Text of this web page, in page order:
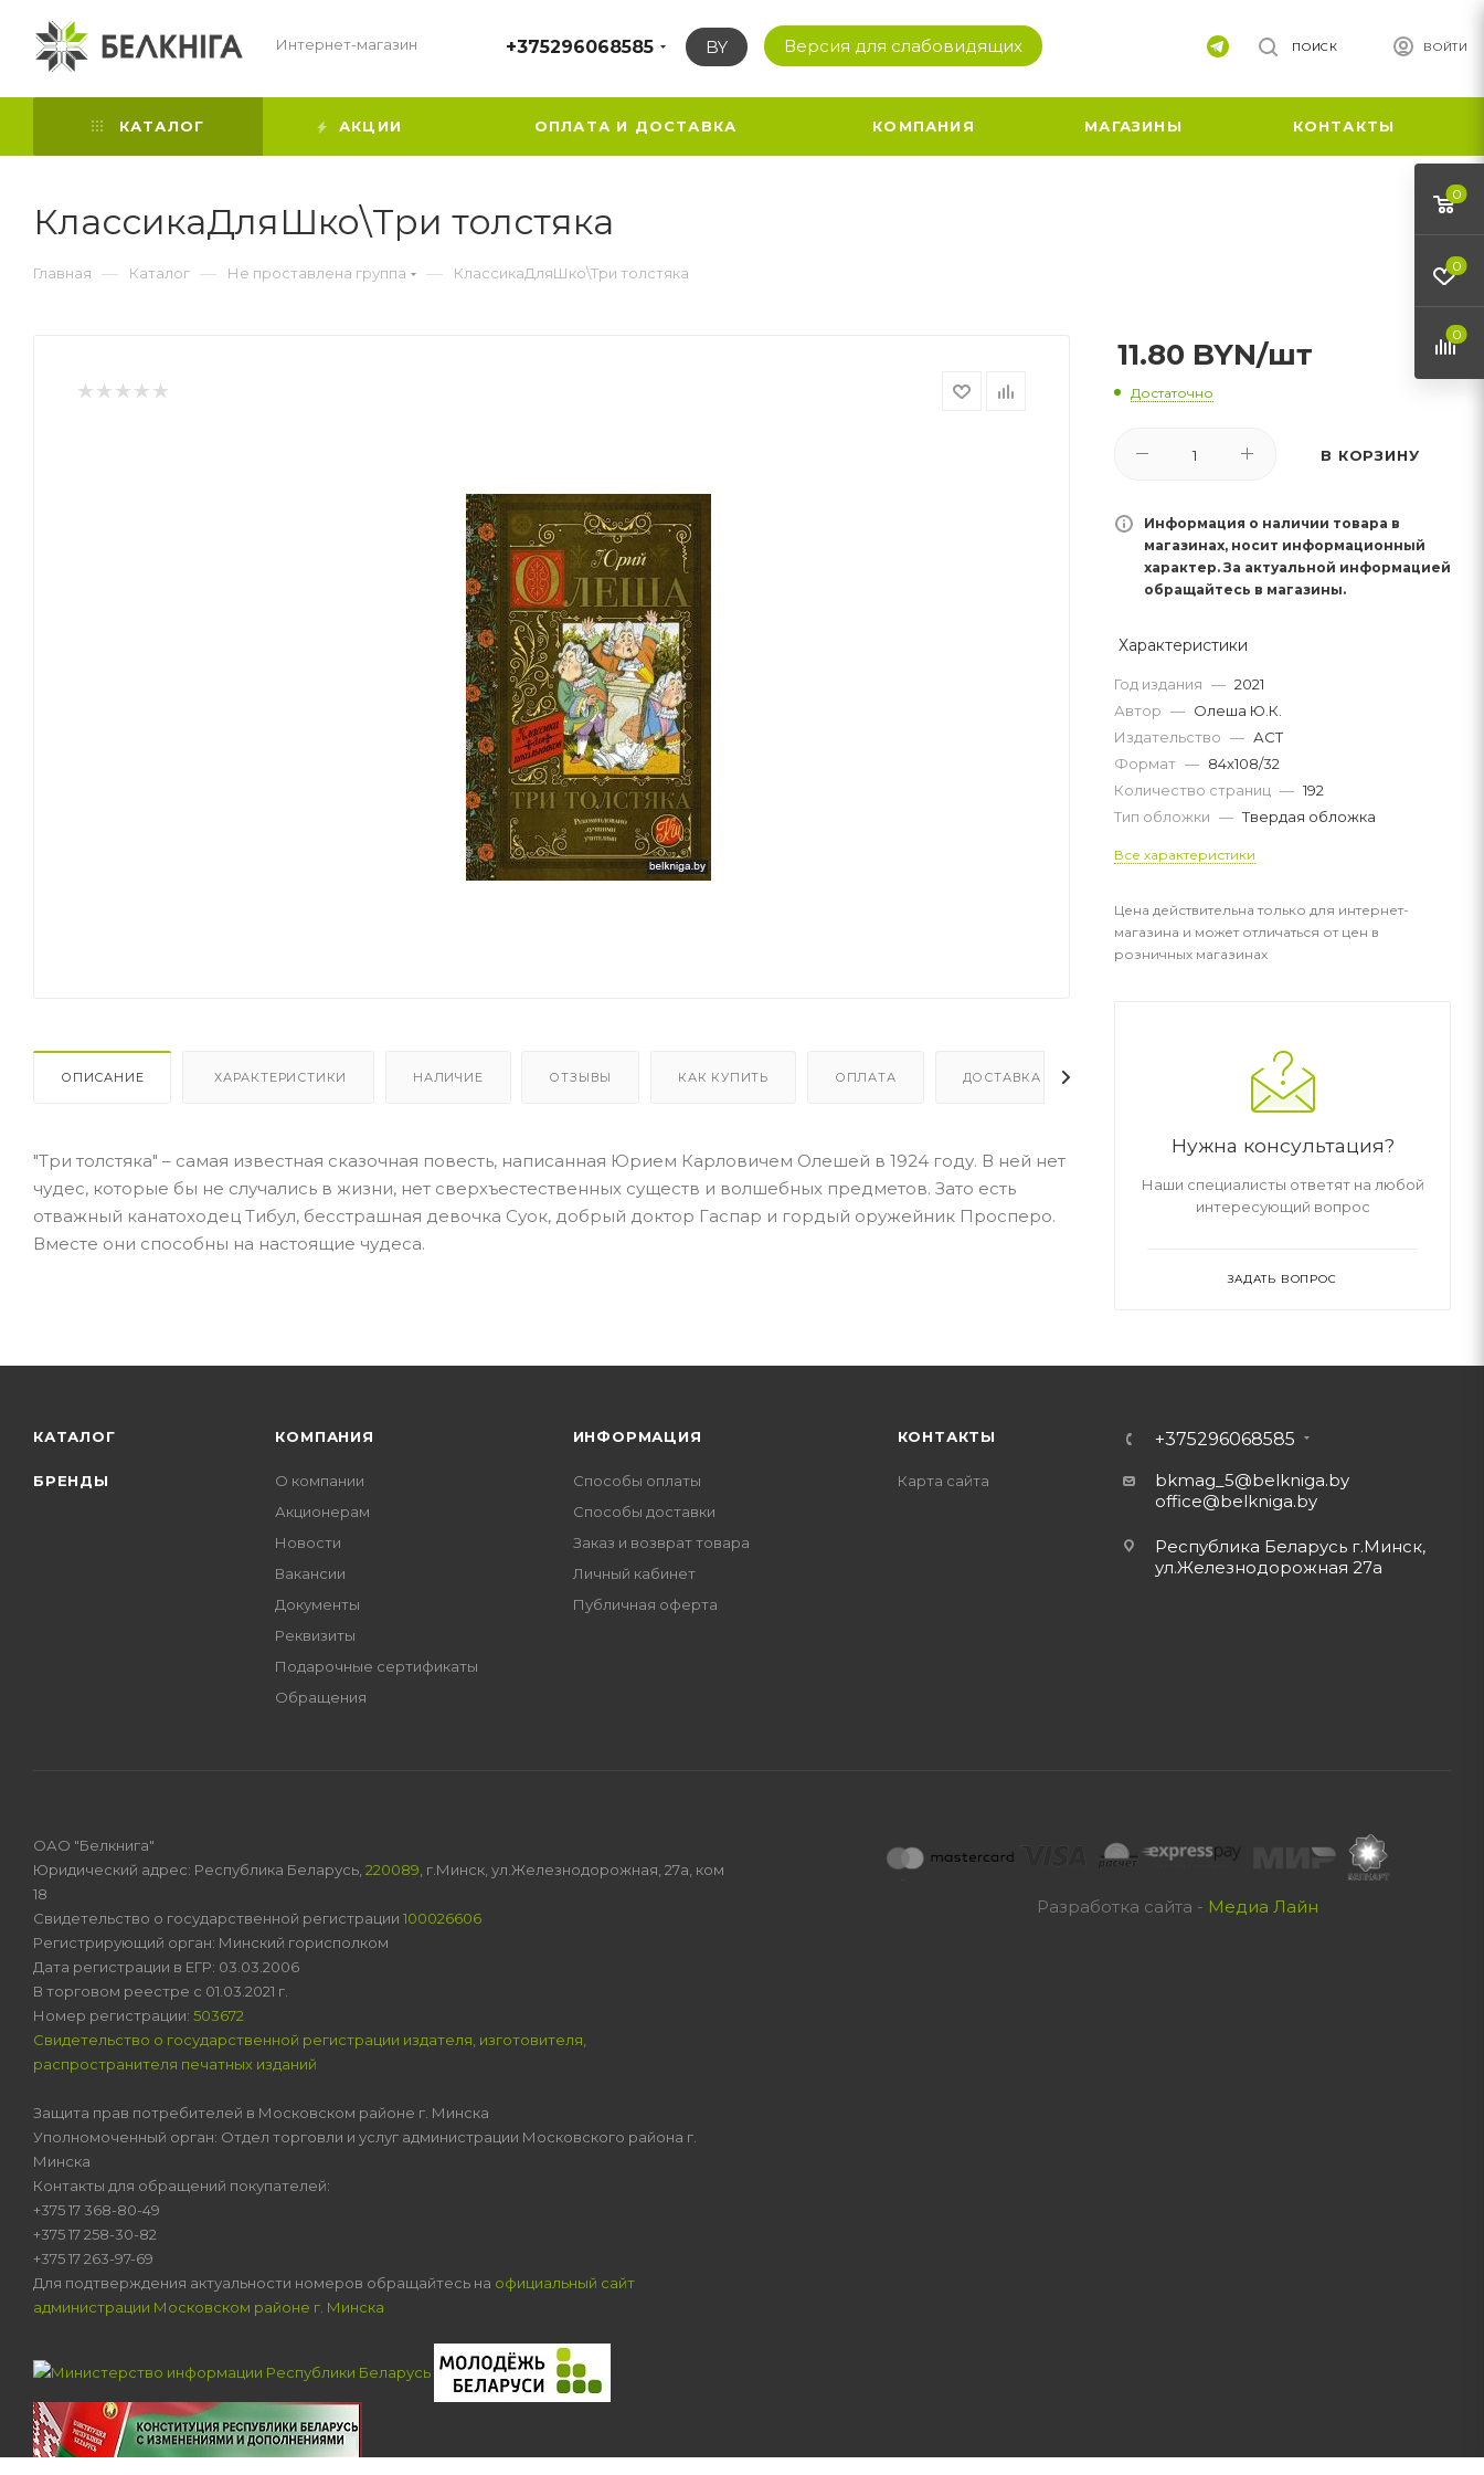
Интернет-магазин +375296068585 BY Версия для слабовидящих ВОЙТИ
ПОИСК
КАТАЛОГ АКЦИИ ОПЛАТА И ДОСТАВКА КОМПАНИЯ МАГАЗИНЫ КОНТАКТЫ
КлассикаДляШко\Три толстяка
Главная — Каталог — Не проставлена группа — КлассикаДляШко\Три толстяка
ОПИСАНИЕ ХАРАКТЕРИСТИКИ НАЛИЧИЕ ОТЗЫВЫ КАК КУПИТЬ ОПЛАТА ДОСТАВКА
"Три толстяка" – самая известная сказочная повесть, написанная Юрием Карловичем Олешей в 1924 году. В ней нет
чудес, которые бы не случались в жизни, нет сверхъестественных существ и волшебных предметов. Зато есть
отважный канатоходец Тибул, бесстрашная девочка Суок, добрый доктор Гаспар и гордый оружейник Просперо.
Вместе они способны на настоящие чудеса.
11.80 BYN/шт
Достаточно
В КОРЗИНУ
Информация о наличии товара в
магазинах, носит информационный
характер. За актуальной информацией
обращайтесь в магазины.
Характеристики
Год издания — 2021
Автор — Олеша Ю.К.
Издательство — АСТ
Формат — 84x108/32
Количество страниц — 192
Тип обложки — Твердая обложка
Все характеристики
Цена действительна только для интернет-
магазина и может отличаться от цен в
розничных магазинах
Нужна консультация?
Наши специалисты ответят на любой
интересующий вопрос
ЗАДАТЬ ВОПРОС
КАТАЛОГ
БРЕНДЫ
КОМПАНИЯ
О компании
Акционерам
Новости
Вакансии
Документы
Реквизиты
Подарочные сертификаты
Обращения
ИНФОРМАЦИЯ
Способы оплаты
Способы доставки
Заказ и возврат товара
Личный кабинет
Публичная оферта
КОНТАКТЫ
Карта сайта
+375296068585
bkmag_5@belkniga.by
office@belkniga.by
Республика Беларусь г.Минск,
ул.Железнодорожная 27а
Разработка сайта - Медиа Лайн
ОАО "Белкнига"
Юридический адрес: Республика Беларусь, 220089 , г.Минск, ул.Железнодорожная, 27а, ком
18
Свидетельство о государственной регистрации 100026606
Регистрирующий орган: Минский горисполком
Дата регистрации в ЕГР: 03.03.2006
В торговом реестре с 01.03.2021 г.
Номер регистрации: 503672
Свидетельство о государственной регистрации издателя, изготовителя,
распространителя печатных изданий
Защита прав потребителей в Московском районе г. Минска
Уполномоченный орган: Отдел торговли и услуг администрации Московского района г.
Минска
Контакты для обращений покупателей:
+375 17 368-80-49
+375 17 258-30-82
+375 17 263-97-69
Для подтверждения актуальности номеров обращайтесь на официальный сайт
администрации Московском районе г. Минска
0
0
0